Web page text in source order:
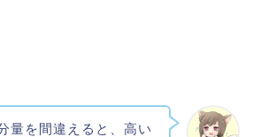
量を間違えると、高い